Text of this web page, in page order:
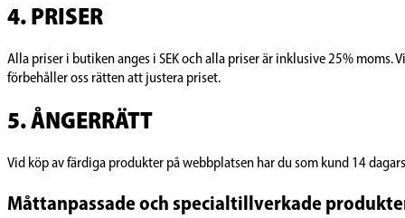
4. PRISER
Alla priser i butiken anges i SEK och alla priser är inklusive 25%
förbehåller oss rätten att justera priset.
5. ÅNGERRÄTT
Vid köp av färdiga produkter på webbplatsen har du som kund 14
Måttanpassade och specialtillverkade